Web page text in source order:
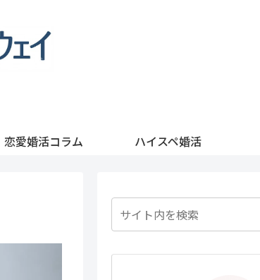
恋愛婚活コラム ハイスペ婚活